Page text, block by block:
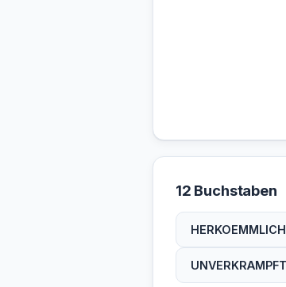
12 Buchstaben
HERKOEMMLICH
UNVERKRAMPFT